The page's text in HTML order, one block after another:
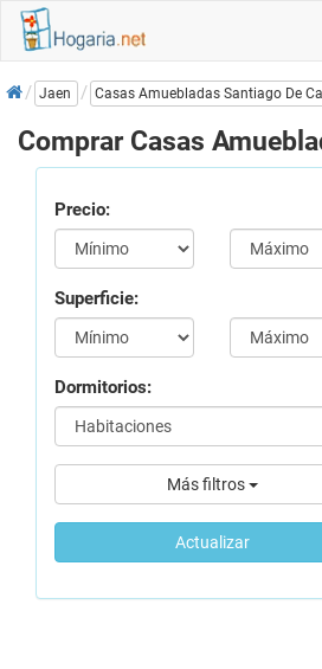
InicioJaen Casas Amuebladas Santiago De
Comprar Casas
Precio:
Superficie:
Dormitorios:
Más filtros
Actualizar